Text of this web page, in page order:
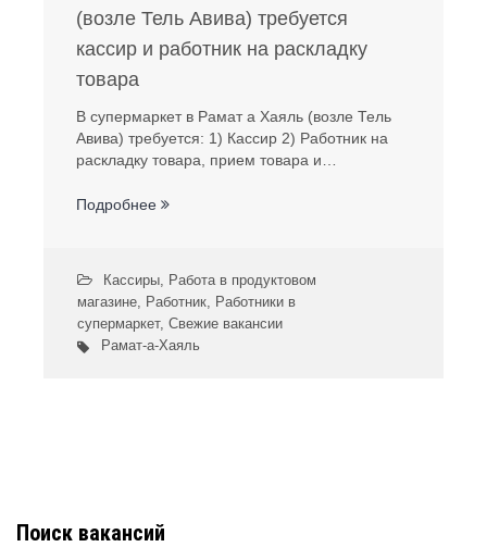
(возле Тель Авива) требуется
кассир и работник на раскладку
товара
В супермаркет в Рамат а Хаяль (возле Тель
Авива) требуется: 1) Кассир 2) Работник на
раскладку товара, прием товара и…
Подробнее
Кассиры, Работа в продуктовом
магазине, Работник, Работники в
супермаркет, Свежие вакансии
Рамат-а-Хаяль
Поиск вакансий